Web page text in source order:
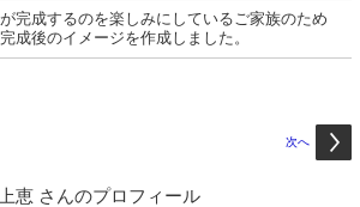
完成するのを楽しみにしているご家族のため
成後のイメージを作成しました。
次へ
恵 さんのプロフィール